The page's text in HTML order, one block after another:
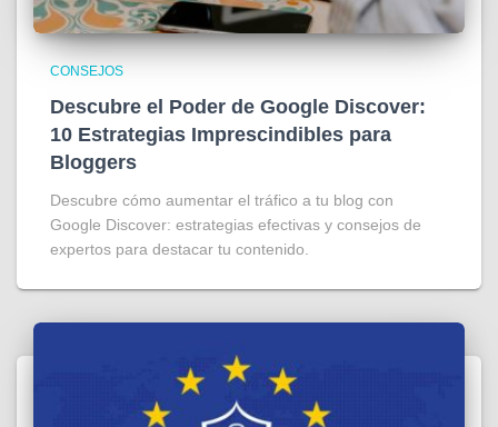
CONSEJOS
Descubre el Poder de Google Discover:
10 Estrategias Imprescindibles para
Bloggers
Descubre cómo aumentar el tráfico a tu blog con
Google Discover: estrategias efectivas y consejos de
expertos para destacar tu contenido.